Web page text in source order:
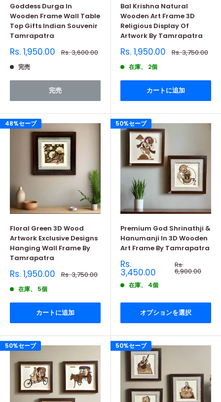
Goddess Durga In
Wooden Frame Wall Table
Top Gifts Indian Souvenir
Tamrapatra
販
価
Rs. 1,950.00 通
Rs. 3,600.00
完売
完売
Bal Krishna Natural
Wooden Art Frame 3D
Religious Display Of
Artwork By Tamrapatra
販
価
Rs. 1,950.00 通
Rs. 3,750.00
在庫、 2個
カートに追加
48%セーブ
Floral Green 3D Wood
Artwork Exclusive Designs
Hanging Wall Frame By
Tamrapatra
販
価
Rs. 1,950.00 通
Rs. 3,750.00
在庫、 5個
カートに追加
50%セーブ
Premium God Shrinathji &
Hanumanji In 3D Wooden
Art Frame By Tamrapatra
販
売
価
格
Rs.
3,450.00
通
常
価
Rs.
6,900.00
在庫、 4個
オプションを選択
50%セーブ 50%セーブ